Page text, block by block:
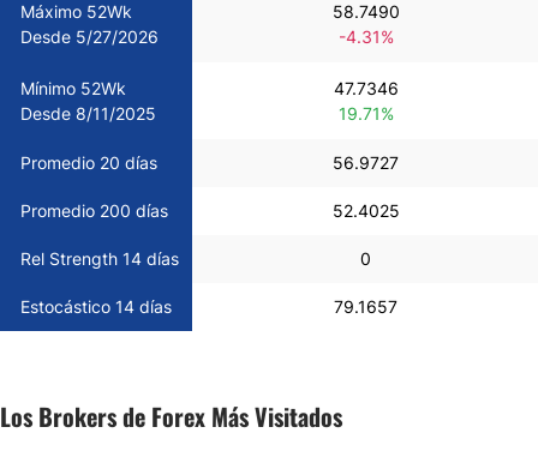
Petróleo
Todas las Divisas
Materias Primas
Máximo 52Wk
Desde 5/27/2026
58.7490
-4.31%
Mínimo 52Wk
Desde 8/11/2025
47.7346
19.71%
Promedio 20 días 56.9727
Promedio 200 días 52.4025
Rel Strength 14 días 0
Estocástico 14 días 79.1657
Los Brokers de Forex Más Visitados